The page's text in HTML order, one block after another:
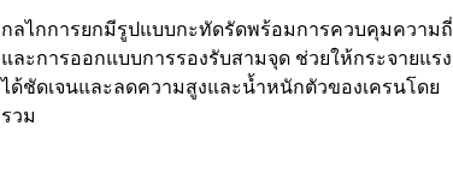
กลไกการยกมีรูปแบบกะทัดรัดพร้อมการควบคุมความถี่
และการออกแบบการรองรับสามจุด ช่วยให้กระจายแรง
ได้ชัดเจนและลดความสูงและน้ำหนักตัวของเครนโดย
รวม